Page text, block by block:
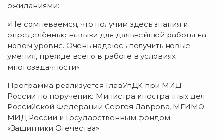
ожиданиями:
«Не сомневаемся, что получим здесь знания и
определённые навыки для дальнейшей работы на
новом уровне. Очень надеюсь получить новые
умения, прежде всего в работе в условиях
многозадачности».
Программа реализуется ГлавУпДК при МИД
России по поручению Министра иностранных дел
Российской Федерации Сергея Лаврова, МГИМО
МИД России и Государственным фондом
«Защитники Отечества».